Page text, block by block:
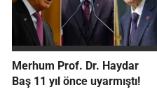
Merhum Prof. Dr. Haydar
Baş 11 yıl önce uyarmıştı!